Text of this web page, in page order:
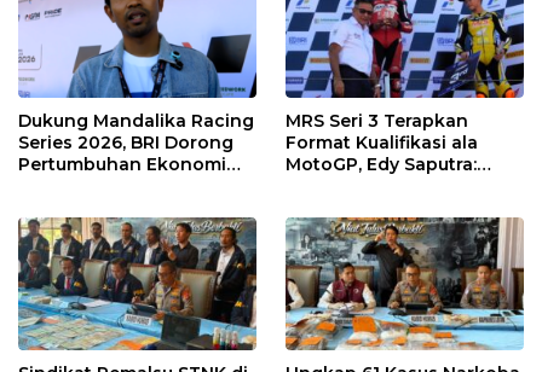
Dukung Mandalika Racing
Series 2026, BRI Dorong
Pertumbuhan Ekonomi
MRS Seri 3 Terapkan
Format Kualifikasi ala
MotoGP, Edy Saputra: